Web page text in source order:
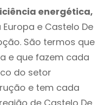
energética,
Europa e Castelo De
São termos que
e que fazem cada
do setor
e tem cada